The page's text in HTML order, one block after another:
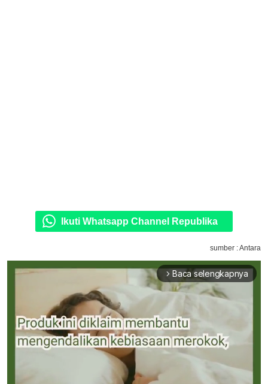
Ikuti Whatsapp Channel Republika
sumber : Antara
arrow_forward_ios Baca selengkapnya